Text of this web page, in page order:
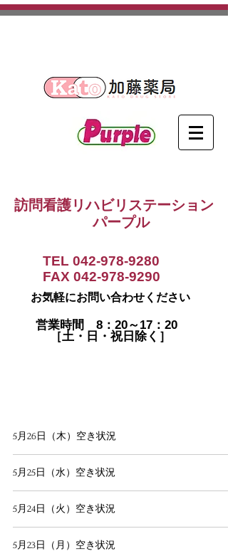
訪問看護リハビリステーション
パープル
TEL 042-978-9280
FAX 042-978-9290
お気軽にお問い合わせください
営業時間 8：20～17：20
［土・日・祝日除く］
5月26日（木）空き状況
5月25日（水）空き状況
5月24日（火）空き状況
5月23日（月）空き状況